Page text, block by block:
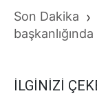
Son Dakika ›